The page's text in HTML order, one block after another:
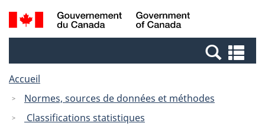
Passer
au
Passer
à
Canada
Recherche
et
et
Accueil
Normes, sources de données et méthodes
Classifications statistiques